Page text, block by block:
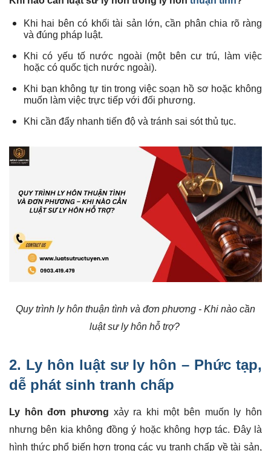
Khi hai bên có khối tài sản lớn, cần phân chia rõ ràng
và đúng pháp luật.
Khi có yếu tố nước ngoài (một bên cư trú, làm việc
hoặc có quốc tịch nước ngoài).
Khi bạn không tự tin trong việc soạn hồ sơ hoặc không
muốn làm việc trực tiếp với đối phương.
Khi cần đẩy nhanh tiến độ và tránh sai sót thủ tục.
Quy trình ly hôn thuận tình và đơn phương - Khi nào cần
luật sư ly hôn hỗ trợ?
2. Ly hôn luật sư ly hôn – Phức tạp,
dễ phát sinh tranh chấp
Ly hôn đơn phương xảy ra khi một bên muốn ly hôn
nhưng bên kia không đồng ý hoặc không hợp tác. Đây là
hình thức phổ biến hơn trong các vụ tranh chấp về tài sản,